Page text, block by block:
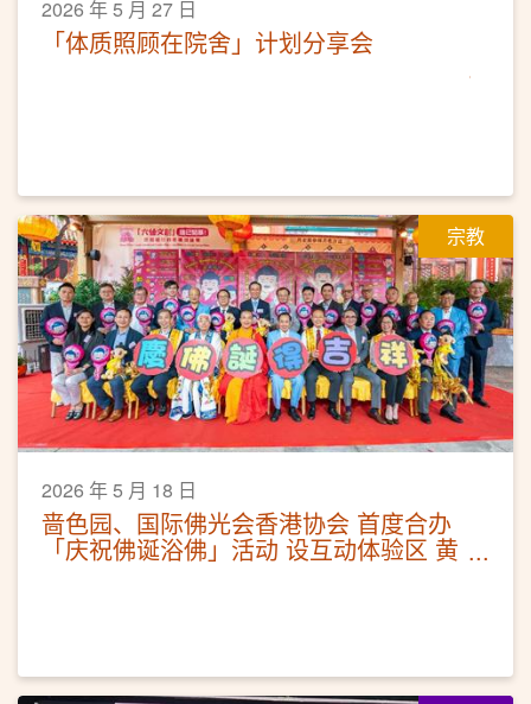
2026 年 5 月 27 日
「体质照顾在院舍」计划分享会
宗教
2026 年 5 月 18 日
啬色园、国际佛光会香港协会 首度合办
「庆祝佛诞浴佛」活动 设互动体验区 黄